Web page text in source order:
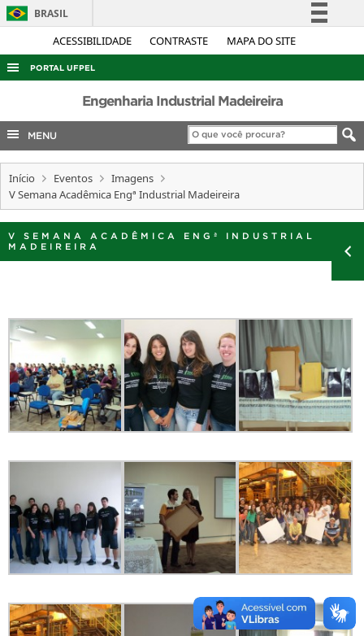
ACESSIBILIDADE CONTRASTE MAPA DO SITE
BRASIL
Simplifique!
Legislação
Canais
PORTAL UFPEL
ACESSO À INFORMAÇÃO
AUDITORIA
COBALTO
CONCURSOS
INTERNACIONAL
OUVIDORIA
TELEFONES
Engenharia Industrial Madeireira
MENU
Início Eventos
Imagens
V Semana Acadêmica Engª Industrial Madeireira
V SEMANA ACADÊMICA ENGª INDUSTRIAL
MADEIREIRA